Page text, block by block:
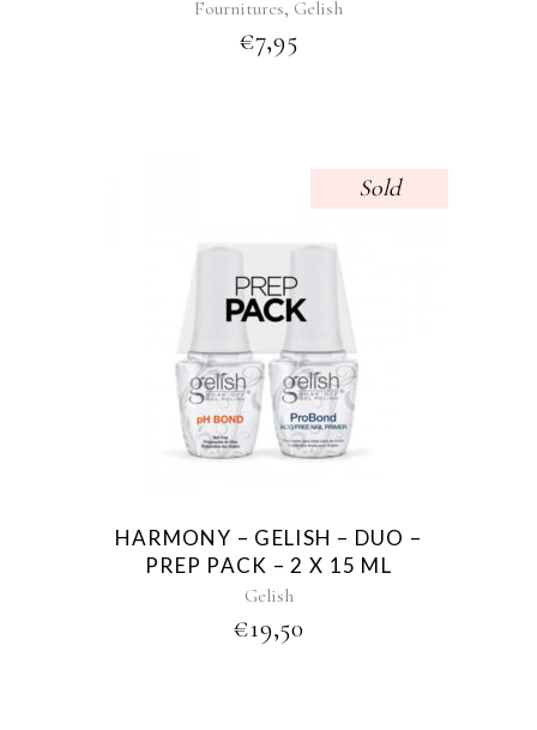
Fournitures, Gelish
€7,95
Sold
HARMONY – GELISH – DUO –
PREP PACK – 2 X 15 ML
Gelish
€19,50